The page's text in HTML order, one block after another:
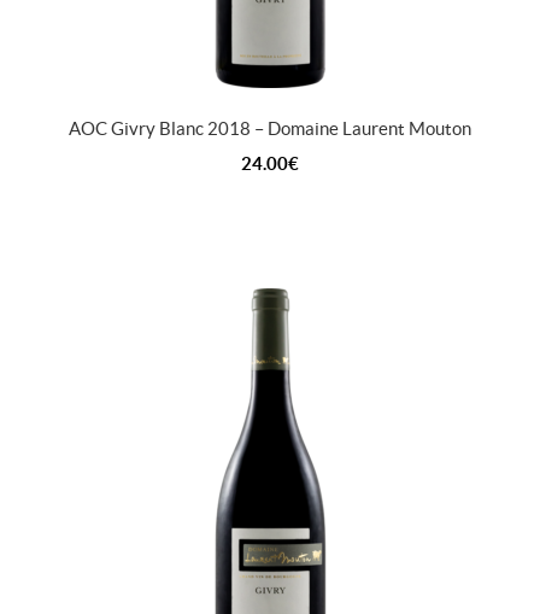
AOC Givry Blanc 2018 – Domaine Laurent Mouton
24.00€